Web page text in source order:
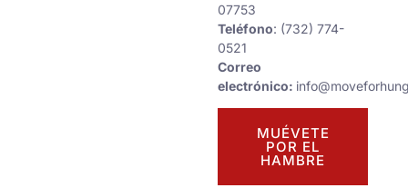
07753
Teléfono: (732) 774-
0521
Correo
electrónico:
MUÉVETE
POR EL
HAMBRE